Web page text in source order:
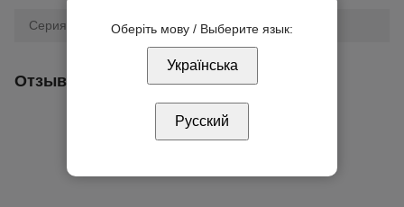
Серия Unica
Отзывы
Оберіть мову / Выберите язык:
Українська
Русский